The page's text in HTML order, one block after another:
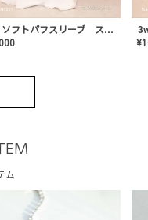
2way ソフトパフスリーブ スレンダードレス〈PD-WDOR-2112〉
¥
ム